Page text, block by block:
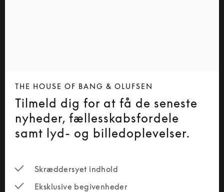
THE HOUSE OF BANG & OLUFSEN
Tilmeld dig for at få de seneste
nyheder, fællesskabsfordele
samt lyd- og billedoplevelser.
Skræddersyet indhold
Eksklusive begivenheder